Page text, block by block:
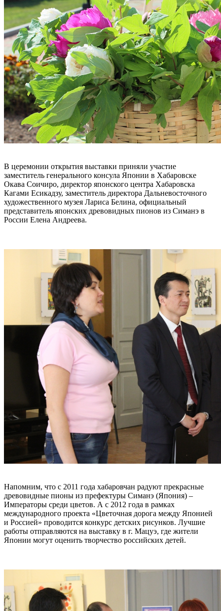
В церемонии открытия выставки приняли участие
заместитель генерального консула Японии в Хабаровске
Окава Соичиро, директор японского центра Хабаровска
Кагами Есикадзу, заместитель директора Дальневосточного
художественного музея Лариса Белина, официальный
представитель японских древовидных пионов из Симанэ в
России Елена Андреева.
Напомним, что с 2011 года хабаровчан радуют прекрасные
древовидные пионы из префектуры Симанэ (Япония) –
Императоры среди цветов. А с 2012 года в рамках
международного проекта «Цветочная дорога между Японией
и Россией» проводится конкурс детских рисунков. Лучшие
работы отправляются на выставку в г. Мацуэ, где жители
Японии могут оценить творчество российских детей.